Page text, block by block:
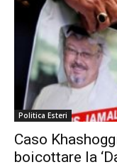
Politica Esteri
Caso
boicottare la